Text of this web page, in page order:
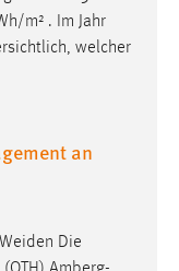
m² . Im Jahr
welcher
an
Die
Amberg-